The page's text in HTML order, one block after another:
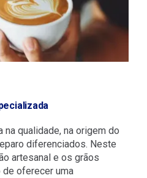
qualidade, na origem do
diferenciados. Neste
artesanal e os grãos
oferecer uma